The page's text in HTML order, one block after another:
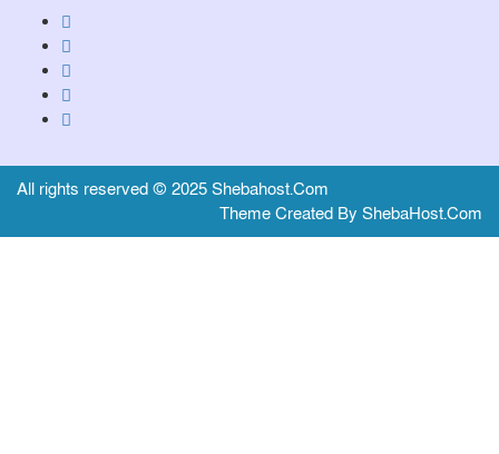
All rights reserved © 2025 Shebahost.Com
Theme Created By ShebaHost.Com